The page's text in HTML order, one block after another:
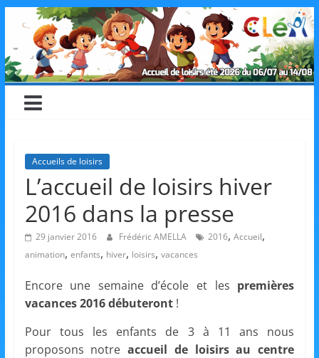
content
CLéA
–
les
Loisirs,
l'éducation
et
Accueils de loisirs
L’accueil de loisirs hiver
2016 dans la presse
29 janvier 2016 Frédéric AMELLA 2016, Accueil,
animation, enfants, hiver, loisirs, vacances
Encore une semaine d’école et les premières
vacances 2016 débuteront!
Pour tous les enfants de 3 à 11 ans nous
proposons notre accueil de loisirs au centre